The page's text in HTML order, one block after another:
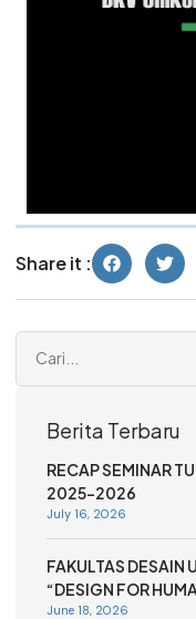
Share it :
Berita Terbaru
RECAP SEMINAR
2025–2026
July 16, 2026
FAKULTAS DESAIN
“DESIGN FOR
June 18, 2026